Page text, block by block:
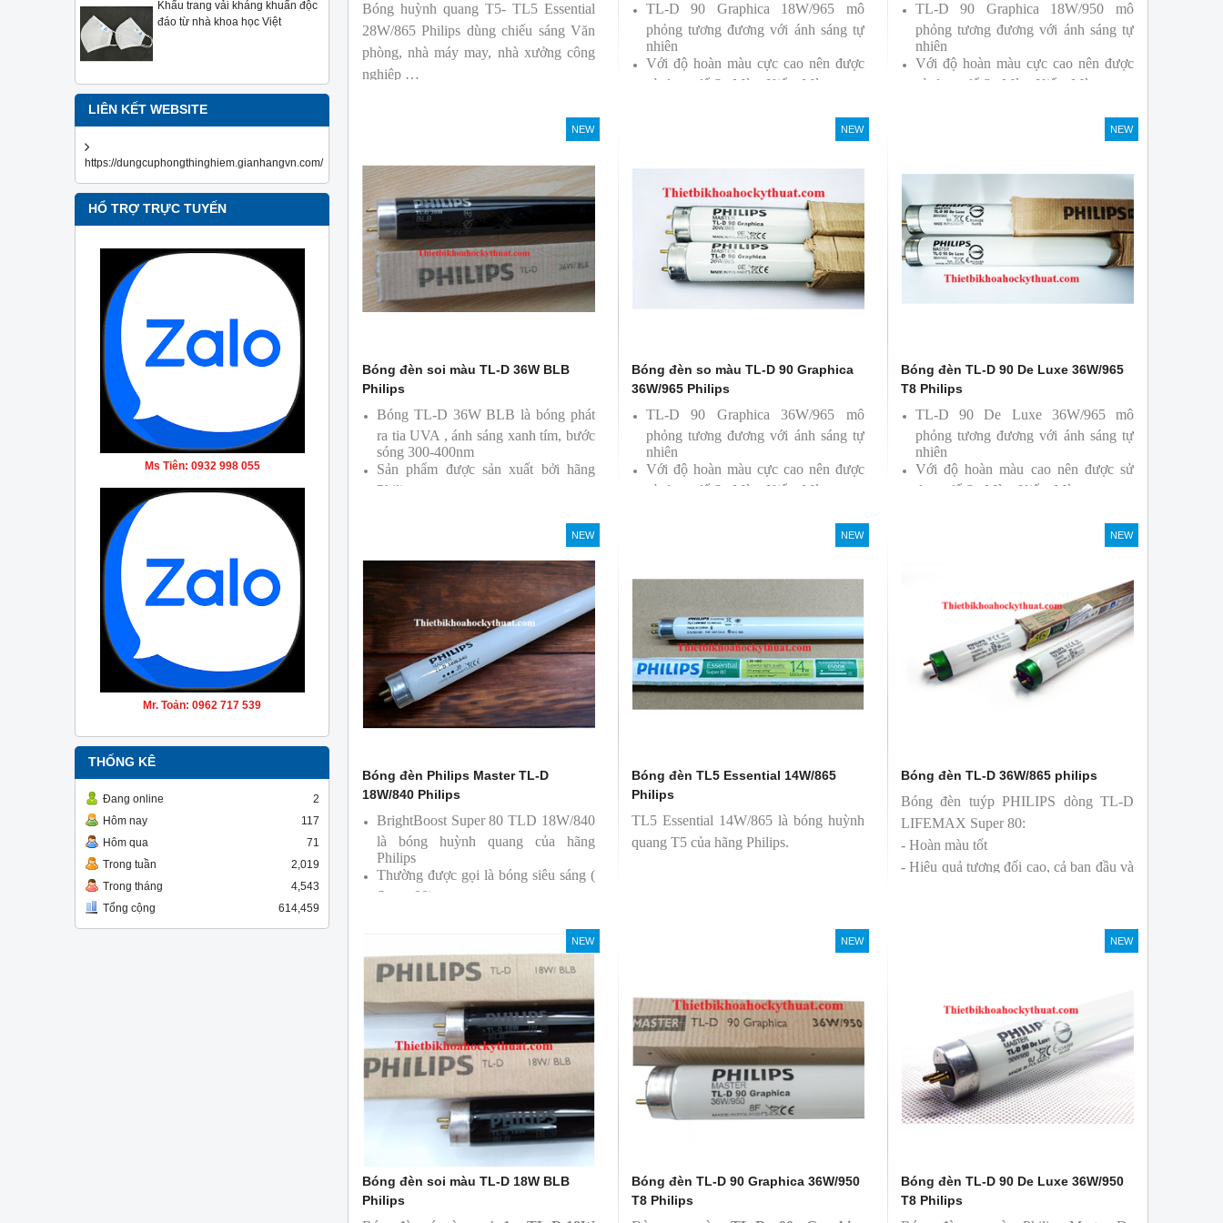
Khẩu trang vải kháng khuẩn độc
đáo từ nhà khoa học Việt
LIÊN KẾT WEBSITE
https://dungcuphongthinghiem.gianhangvn.com/
HỔ TRỢ TRỰC TUYẾN
Ms Tiên: 0932 998 055
Mr. Toản: 0962 717 539
THỐNG KÊ
Đang online
2
Hôm nay
117
Hôm qua
71
Trong tuần
2,019
Trong tháng
4,543
Tổng cộng
614,459
Bóng huỳnh quang T5- TL5 Essential
28W/865 Philips dùng chiếu sáng Văn
phòng, nhà máy may, nhà xưởng công
nghiệp …
TL-D 90 Graphica 18W/965 mô
phỏng tương đương với ánh sáng tự
nhiên
Với độ hoàn màu cực cao nên được
sử dụng để So Màu, Kiểm Màu
TL-D 90 Graphica 18W/950 mô
phỏng tương đương với ánh sáng tự
nhiên
Với độ hoàn màu cực cao nên được
sử dụng để So Màu, Kiểm Màu
NEW
Bóng đèn soi màu TL-D 36W BLB
Philips
Bóng TL-D 36W BLB là bóng phát
ra tia UVA , ánh sáng xanh tím, bước
sóng 300-400nm
Sản phẩm được sản xuất bởi hãng
Philips
NEW
Bóng đèn so màu TL-D 90 Graphica
36W/965 Philips
TL-D 90 Graphica 36W/965 mô
phỏng tương đương với ánh sáng tự
nhiên
Với độ hoàn màu cực cao nên được
sử dụng để So Màu, Kiểm Màu
NEW
Bóng đèn TL-D 90 De Luxe 36W/965
T8 Philips
TL-D 90 De Luxe 36W/965 mô
phỏng tương đương với ánh sáng tự
nhiên
Với độ hoàn màu cao nên được sử
dụng để So Màu, Kiểm Màu
NEW
Bóng đèn Philips Master TL-D
18W/840 Philips
BrightBoost Super 80 TLD 18W/840
là bóng huỳnh quang của hãng
Philips
Thường được gọi là bóng siêu sáng (
Super 80)
NEW
Bóng đèn TL5 Essential 14W/865
Philips
TL5 Essential 14W/865 là bóng huỳnh
quang T5 của hãng Philips.
NEW
Bóng đèn TL-D 36W/865 philips
Bóng đèn tuýp PHILIPS dòng TL-D
LIFEMAX Super 80:
- Hoàn màu tốt
- Hiệu quả tương đối cao, cả ban đầu và
- Tạo ra từ màu trắng ấm đến ánh sáng
NEW
Bóng đèn soi màu TL-D 18W BLB
Philips
NEW
Bóng đèn TL-D 90 Graphica 36W/950
T8 Philips
NEW
Bóng đèn TL-D 90 De Luxe 36W/950
T8 Philips